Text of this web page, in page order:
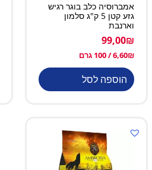
אמברוסיה כלב בוגר רגיש
גזע קטן 5 ק"ג סלמון
וארנבת
99,00₪
6,60₪ / 100 גרם
הוספה לסל